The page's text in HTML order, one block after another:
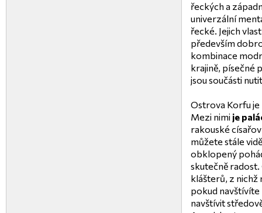
řeckých a
univerzální
řecké. Jejich
především
kombinace
krajině, písečné
jsou součásti
Ostrova Korfu
Mezi nimi je
rakouské
můžete stále
obklopený
skutečně
klášterů, z
pokud
navštívit